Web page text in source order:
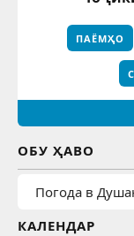
ПАЁМҲО
ОБУ ҲАВО
Погода в
КАЛЕНДАР